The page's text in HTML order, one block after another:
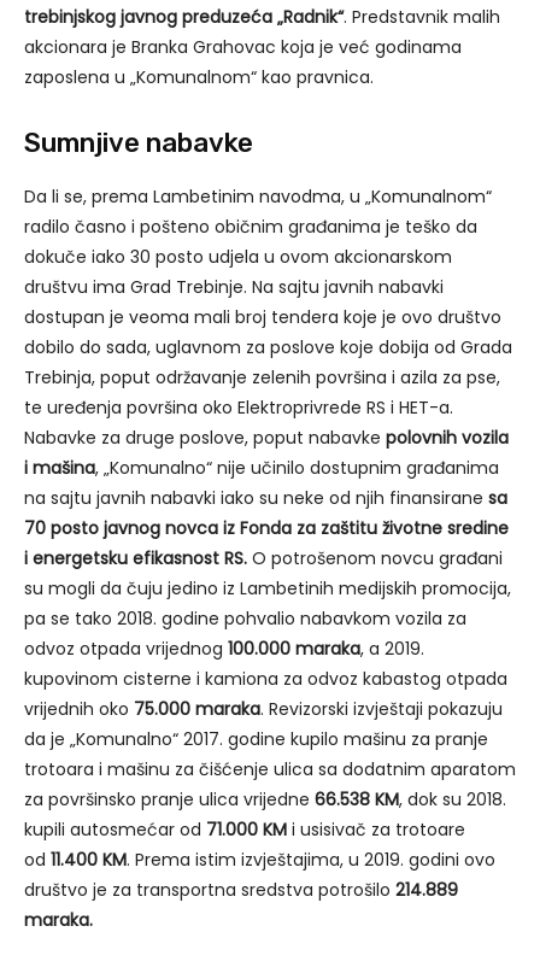
trebinjskog javnog preduzeća „Radnik“. Predstavnik malih
akcionara je Branka Grahovac koja je već godinama
zaposlena u „Komunalnom“ kao pravnica.
Sumnjive nabavke
Da li se, prema Lambetinim navodma, u „Komunalnom“
radilo časno i pošteno običnim građanima je teško da
dokuče iako 30 posto udjela u ovom akcionarskom
društvu ima Grad Trebinje. Na sajtu javnih nabavki
dostupan je veoma mali broj tendera koje je ovo društvo
dobilo do sada, uglavnom za poslove koje dobija od Grada
Trebinja, poput održavanje zelenih površina i azila za pse,
te uređenja površina oko Elektroprivrede RS i HET-a.
Nabavke za druge poslove, poput nabavke polovnih vozila
i mašina, „Komunalno“ nije učinilo dostupnim građanima
na sajtu javnih nabavki iako su neke od njih finansirane sa
70 posto javnog novca iz Fonda za zaštitu životne sredine
i energetsku efikasnost RS. O potrošenom novcu građani
su mogli da čuju jedino iz Lambetinih medijskih promocija,
pa se tako 2018. godine pohvalio nabavkom vozila za
odvoz otpada vrijednog 100.000 maraka, a 2019.
kupovinom cisterne i kamiona za odvoz kabastog otpada
vrijednih oko 75.000 maraka. Revizorski izvještaji pokazuju
da je „Komunalno“ 2017. godine kupilo mašinu za pranje
trotoara i mašinu za čišćenje ulica sa dodatnim aparatom
za površinsko pranje ulica vrijedne 66.538 KM, dok su 2018.
kupili autosmećar od 71.000 KM i usisivač za trotoare
od 11.400 KM. Prema istim izvještajima, u 2019. godini ovo
društvo je za transportna sredstva potrošilo 214.889
maraka.